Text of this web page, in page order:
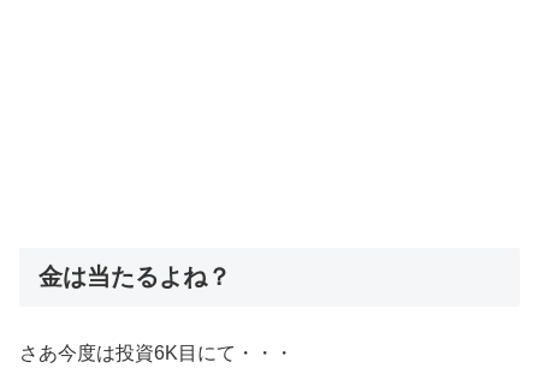
金は当たるよね？
さあ今度は投資6K目にて・・・